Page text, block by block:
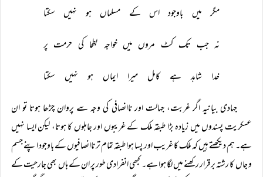
مگر میں باوجود اس کے مسلماں ہو نہیں سکتا
نہ جب تک کٹ مروں میں خواجہ بطحا کی حرمت پر
خدا شاہد ہے کامل میرا ایماں ہو نہیں سکتا
جہادی بیانیہ اگر غربت، جہالت اور ناانصافی کی وجہ سے پروان چڑھا ہوتا تو ان
عسکریت پسندوں میں زیادہ بڑا طبقہ ملک کے غریبوں اور جاہلوں کا ہوتا، لیکن ایسا نہیں
ہے۔ ہم دیکھتے ہیں کہ ملک کا غریب اور پسا ہوا طبقہ تمام تر ناانصافیوں کے باوجود اپنے جسم
و جاں کا رشتہ برقرار رکھنے میں لگا ہوا ہے۔ کبھی انفرادی طور پر ان کے ہاں بھی جارحیت کے